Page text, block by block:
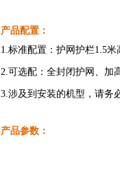
产品配置：
1.标准配置：护网护栏1.5米
2.可选配：全封闭护网、加
3.涉及到安装的机型，请务
产品参数：